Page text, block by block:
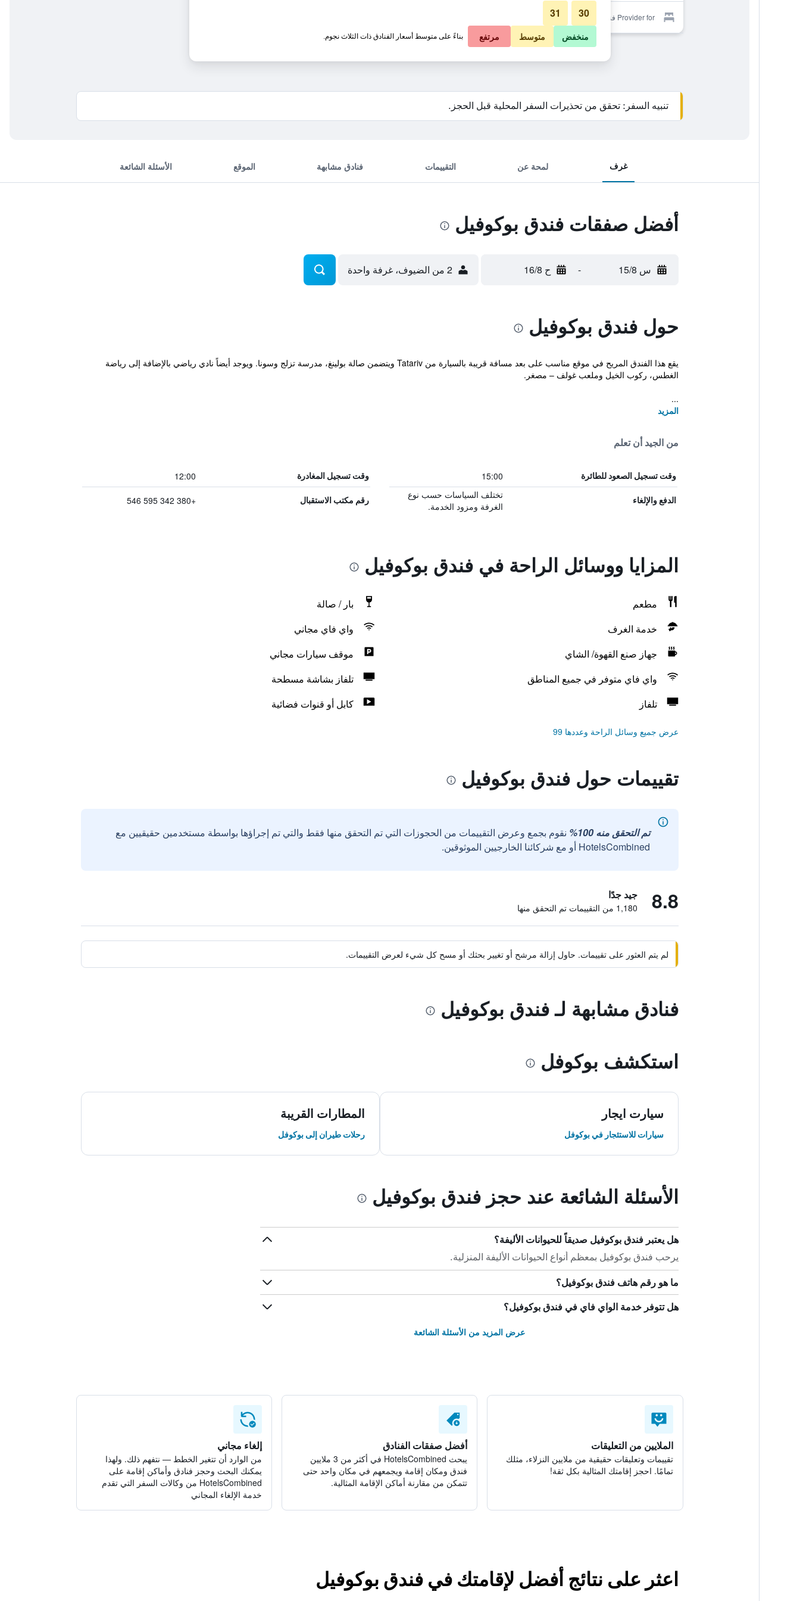
Provider for فندق بوكوفيل
تنبيه السفر: تحقق من تحذيرات السفر المحلية قبل الحجز.
غرف لمحة عن التقييمات فنادق مشابهة الموقع الأسئلة الشائعة
أفضل صفقات فندق بوكوفيل
س 15/8 - ح 16/8 2 من الضيوف، غرفة واحدة
حول فندق بوكوفيل
يقع هذا الفندق المريح في موقع مناسب على بعد مسافة قريبة بالسيارة من Tatariv ويتضمن صالة بولينغ، مدرسة تزلج وسونا. ويوجد أيضاً نادي رياضي بالإضافة إلى رياضة
الغطس، ركوب الخيل وملعب غولف – مصغر.
...
المزيد
من الجيد أن تعلم
وقت تسجيل الصعود للطائرة 15:00 وقت تسجيل المغادرة 12:00
الدفع والإلغاء
تختلف السياسات حسب نوع
الغرفة ومزود الخدمة.
رقم مكتب الاستقبال +380 342 595 546
المزايا ووسائل الراحة في فندق بوكوفيل
مطعم
بار / صالة
خدمة الغرف
واي فاي مجاني
جهاز صنع القهوة/ الشاي
موقف سيارات مجاني
واي فاي متوفر في جميع المناطق
تلفاز بشاشة مسطحة
تلفاز
كابل أو قنوات فضائية
عرض جميع وسائل الراحة وعددها 99
تقييمات حول فندق بوكوفيل
تم التحقق منه 100%
نقوم بجمع وعرض التقييمات من الحجوزات التي تم التحقق منها فقط والتي تم إجراؤها بواسطة مستخدمين حقيقيين مع
HotelsCombined أو مع شركائنا الخارجيين الموثوقين.
8.8 جيد جدًا
1,180 من التقييمات تم التحقق منها
لم يتم العثور على تقييمات. حاول إزالة مرشح أو تغيير بحثك أو مسح كل شيء لعرض التقييمات.
فنادق مشابهة لـ فندق بوكوفيل
استكشف بوكوفل
سيارت ايجار
سيارات للاستئجار في بوكوفل
المطارات القريبة
رحلات طيران إلى بوكوفل
الأسئلة الشائعة عند حجز فندق بوكوفيل
هل يعتبر فندق بوكوفيل صديقاً للحيوانات الأليفة؟
يرحب فندق بوكوفيل بمعظم أنواع الحيوانات الأليفة المنزلية.
ما هو رقم هاتف فندق بوكوفيل؟
هل تتوفر خدمة الواي فاي في فندق بوكوفيل؟
عرض المزيد من الأسئلة الشائعة
الملايين من التعليقات
تقييمات وتعليقات حقيقية من ملايين النزلاء، مثلك
تمامًا. احجز إقامتك المثالية بكل ثقة!
أفضل صفقات الفنادق
يبحث HotelsCombined في أكثر من 3 ملايين
فندق ومكان إقامة ويجمعهم في مكان واحد حتى
تتمكن من مقارنة أماكن الإقامة المثالية.
إلغاء مجاني
من الوارد أن تتغير الخطط — نتفهم ذلك. ولهذا
يمكنك البحث وحجز فنادق وأماكن إقامة على
HotelsCombined من وكالات السفر التي تقدم
خدمة الإلغاء المجاني
اعثر على نتائج أفضل لإقامتك في فندق بوكوفيل
30
31
منخفض متوسط مرتفع بناءً على متوسط أسعار الفنادق ذات الثلاث نجوم.